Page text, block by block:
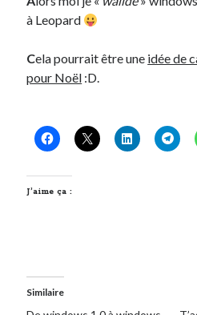
Patchwork
Post inutile
Proust
Tavukoi
Vidéos
à Leopard
Cela pourrait être une idée de
pour Noël :D.
J’aime ça :
Similaire